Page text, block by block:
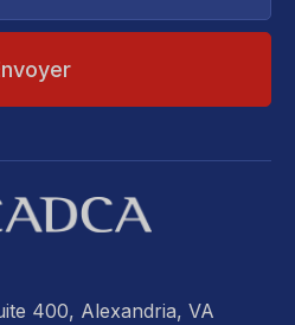
400, Alexandria, VA